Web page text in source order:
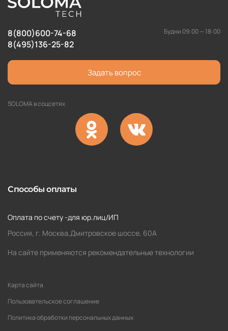
8(800)600-74-68
8(495)136-25-82
Будни 09:00 — 18:00
Задать вопрос
SOLOMA в соцсетях
Способы оплаты
Оплата по счету -для юр.лиц/ИП
Россия, г. Москва,Дмитровское шоссе, 60А
На сайте применяются рекомендательные технологии
Карта сайта
Политика обработки персональных данных
Пользовательское соглашение